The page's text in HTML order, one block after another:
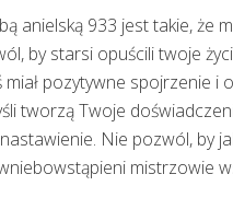
anielską 933 jest takie, że
by starsi opuścili twoje
miał pozytywne spojrzenie
tworzą Twoje
Nie pozwól, by
mistrzowie